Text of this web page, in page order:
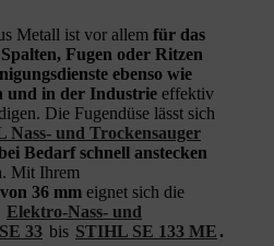
Metall ist vor allem für das
Fugen oder Ritzen
ebenso wie
und in der Industrie effektiv
Die Fugendüse lässt sich
Nass- und Trockensauger
Bedarf schnell anstecken
. Mit Ihrem
36 mm eignet sich die
Elektro-Nass- und
33 bis STIHL SE 133 ME .